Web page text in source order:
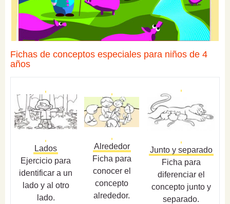
Fichas de conceptos especiales para niños de 4
años
Lados
Ejercicio para
identificar a un
lado y al otro
lado.
Alrededor
Ficha para
conocer el
concepto
alrededor.
Junto y separado
Ficha para
diferenciar el
concepto junto y
separado.